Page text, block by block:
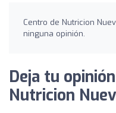
Centro de Nutricion
ninguna opinión.
Deja tu
Nutricion